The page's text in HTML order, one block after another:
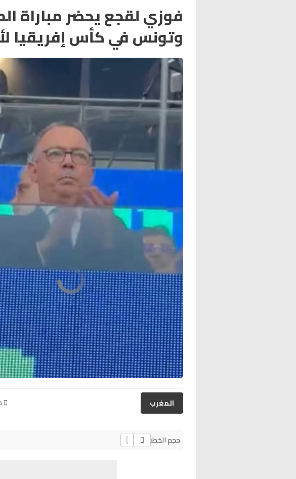
فوزي لقجع يحضر مباراة
وتونس في كأس إفريقيا لأقل
المغرب
حجم الخط: